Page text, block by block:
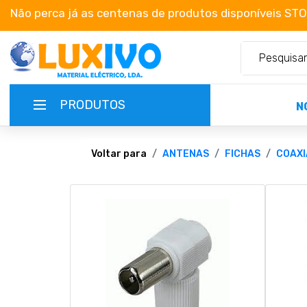
Não perca já as centenas de produtos disponíveis
PRODUTOS
TERMOS E CONDIÇÕES
Voltar para ANTENAS FICHAS